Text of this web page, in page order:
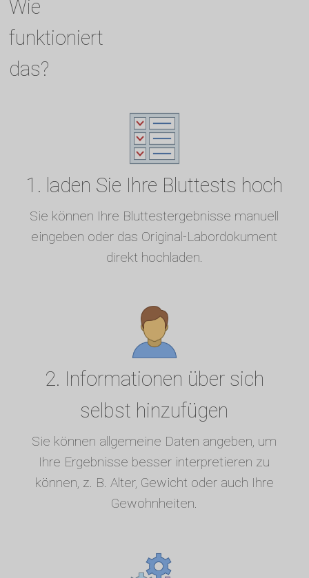
Wie
funktioniert
das?
1. laden Sie Ihre Bluttests hoch
Sie können Ihre Bluttestergebnisse manuell
eingeben oder das Original-Labordokument
direkt hochladen.
2. Informationen über sich
selbst hinzufügen
Sie können allgemeine Daten angeben, um
Ihre Ergebnisse besser interpretieren zu
können, z. B. Alter, Gewicht oder auch Ihre
Gewohnheiten.